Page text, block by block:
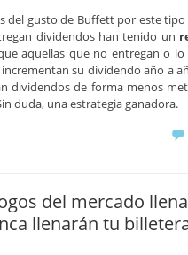
del gusto de Buffett por este tipo
dividendos han tenido un
aquellas que no entregan o lo
incrementan su dividendo año a
dividendos de forma menos
duda, una estrategia ganadora.
del mercado
llenarán tu